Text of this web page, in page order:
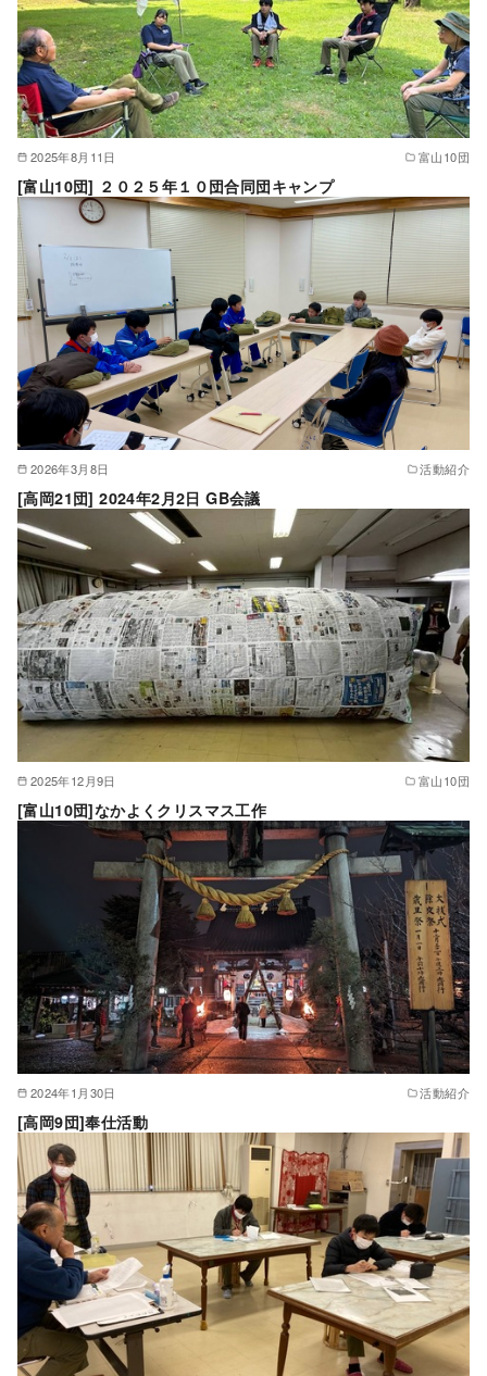
2025年8月11日 富山10団
[富山10団] ２０２５年１０団合同団キャンプ
2026年3月8日 活動紹介
[高岡21団] 2024年2月2日 GB会議
2025年12月9日 富山10団
[富山10団]なかよくクリスマス工作
2024年1月30日 活動紹介
[高岡9団]奉仕活動